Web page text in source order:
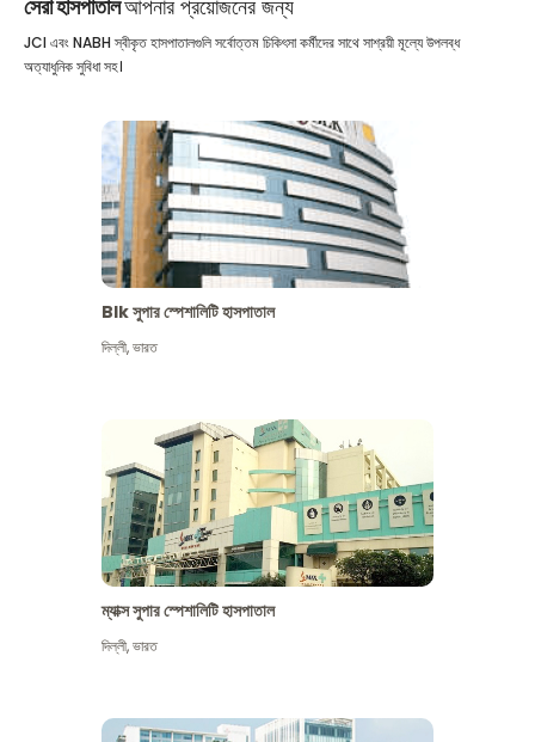
সেরা হাসপাতালআপনার প্রয়োজনের জন্য
JCI এবং NABH স্বীকৃত হাসপাতালগুলি সর্বোত্তম চিকিৎসা কর্মীদের সাথে সাশ্রয়ী মূল্যে উপলব্ধ
অত্যাধুনিক সুবিধা সহ।
Blk সুপার স্পেশালিটি হাসপাতাল
দিল্লী,ভারত
ম্যাক্স সুপার স্পেশালিটি হাসপাতাল
দিল্লী,ভারত